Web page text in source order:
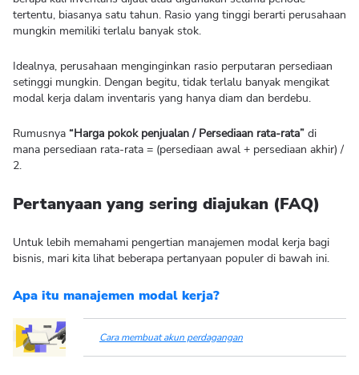
tertentu, biasanya satu tahun. Rasio yang tinggi berarti perusahaan
mungkin memiliki terlalu banyak stok.
Idealnya, perusahaan menginginkan rasio perputaran persediaan
setinggi mungkin. Dengan begitu, tidak terlalu banyak mengikat
modal kerja dalam inventaris yang hanya diam dan berdebu.
Rumusnya “Harga pokok penjualan / Persediaan rata-rata” di
mana persediaan rata-rata = (persediaan awal + persediaan akhir) /
2.
Pertanyaan yang sering diajukan (FAQ)
Untuk lebih memahami pengertian manajemen modal kerja bagi
bisnis, mari kita lihat beberapa pertanyaan populer di bawah ini.
Apa itu manajemen modal kerja?
Cara membuat akun perdagangan